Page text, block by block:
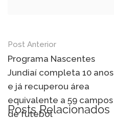
Navegação
de
Post
Post Anterior
Programa Nascentes
Jundiaí completa 10 anos
e já recuperou área
equivalente a 59 campos
de futebol
Posts Relacionados